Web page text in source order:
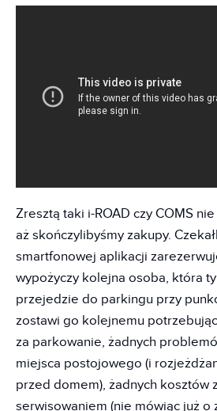
Zresztą taki i-ROAD czy COMS
aż skończylibyśmy zakupy.
smartfonowej aplikacji
wypożyczy kolejna osoba, która
przejedzie do parkingu przy
zostawi go kolejnemu
za parkowanie, żadnych
miejsca postojowego (i
przed domem), żadnych kosztów
serwisowaniem (nie mówiąc już o